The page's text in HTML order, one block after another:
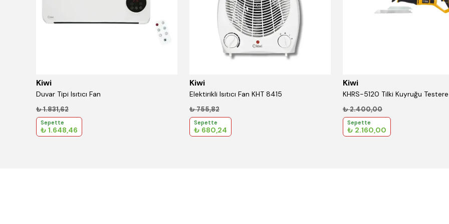
Kiwi
Duvar Tipi Isıtıcı Fan
₺ 1.831,62
Sepette
₺ 1.648,46
Kiwi
Elektirikli Isıtıcı Fan KHT 8415
₺ 755,82
Sepette
₺ 680,24
Kiwi
₺ 2.400,00
Sepette
₺ 2.160,00